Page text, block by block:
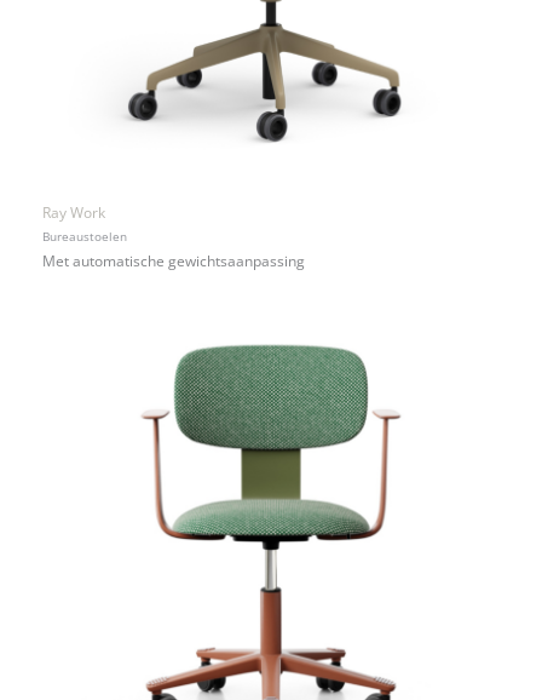
Ray Work
Bureaustoelen
Met automatische gewichtsaanpassing